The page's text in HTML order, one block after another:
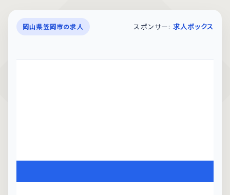
岡山県笠岡市の求人 スポンサー: 求人ボックス